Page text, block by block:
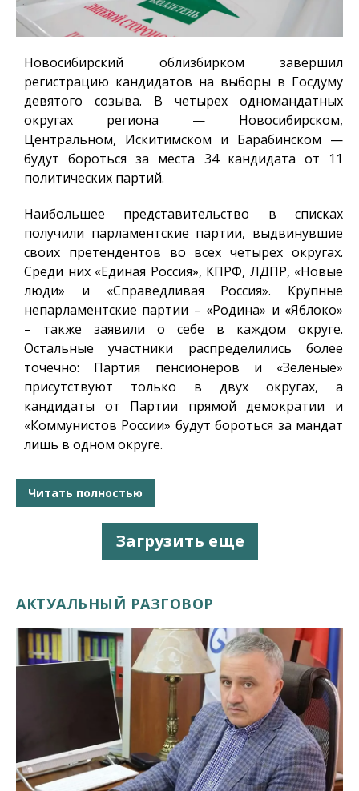
Новосибирский облизбирком завершил
регистрацию кандидатов на выборы в Госдуму
девятого созыва. В четырех одномандатных
округах региона — Новосибирском,
Центральном, Искитимском и Барабинском —
будут бороться за места 34 кандидата от 11
политических партий.
Наибольшее представительство в списках
получили парламентские партии, выдвинувшие
своих претендентов во всех четырех округах.
Среди них «Единая Россия», КПРФ, ЛДПР, «Новые
люди» и «Справедливая Россия». Крупные
непарламентские партии – «Родина» и «Яблоко»
– также заявили о себе в каждом округе.
Остальные участники распределились более
точечно: Партия пенсионеров и «Зеленые»
присутствуют только в двух округах, а
кандидаты от Партии прямой демократии и
«Коммунистов России» будут бороться за мандат
лишь в одном округе.
Читать полностью
Загрузить еще
АКТУАЛЬНЫЙ РАЗГОВОР